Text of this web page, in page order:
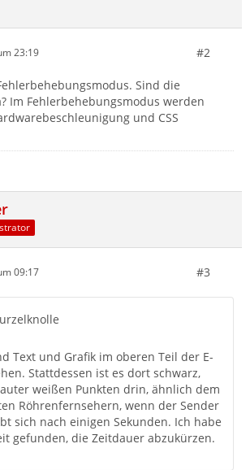
23:19 #2
Sind die
Im Fehlerbehebungsmodus werden
und CSS
09:17 #3
Text und Grafik im oberen Teil der E-
Stattdessen ist es dort schwarz,
weißen Punkten drin, ähnlich dem
Röhrenfernsehern, wenn der Sender
sich nach einigen Sekunden. Ich habe
gefunden, die Zeitdauer abzukürzen.